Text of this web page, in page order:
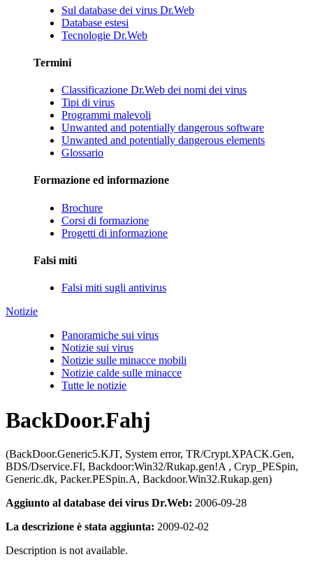
Sul database dei virus Dr.Web
Database estesi
Tecnologie Dr.Web
Termini
Classificazione Dr.Web dei nomi dei virus
Tipi di virus
Programmi malevoli
Unwanted and potentially dangerous software
Unwanted and potentially dangerous elements
Glossario
Formazione ed informazione
Brochure
Corsi di formazione
Progetti di informazione
Falsi miti
Falsi miti sugli antivirus
Notizie
Panoramiche sui virus
Notizie sui virus
Notizie sulle minacce mobili
Notizie calde sulle minacce
Tutte le notizie
BackDoor.Fahj
(BackDoor.Generic5.KJT, System error, TR/Crypt.XPACK.Gen,
BDS/Dservice.FI, Backdoor:Win32/Rukap.gen!A , Cryp_PESpin,
Generic.dk, Packer.PESpin.A, Backdoor.Win32.Rukap.gen)
Aggiunto al database dei virus Dr.Web: 2006-09-28
La descrizione è stata aggiunta: 2009-02-02
Description is not available.